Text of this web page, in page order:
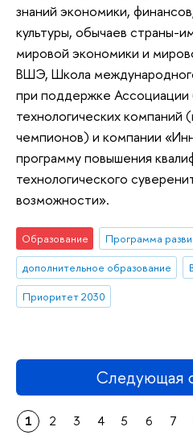
знаний экономики,
культуры, обычаев страны-
мировой экономики и
ВШЭ, Школа
при поддержке
технологических компаний
чемпионов) и компании
программу повышения
технологического
возможности».
Образование
Программа
дополнительное образование
Приоритет 2030
Следующая
1 2 3 4 5 6 7